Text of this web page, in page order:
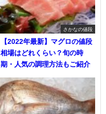
さかなの値段
【2022年最新】マグロの値段
相場はどれくらい？旬の時
期・人気の調理方法もご紹介